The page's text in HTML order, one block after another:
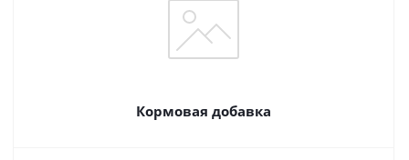
Кормовая добавка